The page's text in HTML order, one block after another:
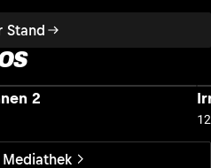
Stand
Mediathek
2